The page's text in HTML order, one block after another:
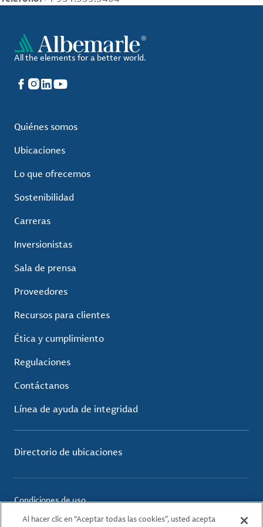
All the elements for a better world.
Facebook
Instagram
LinkedIn
YouTube
Quiénes somos
Ubicaciones
Lo que ofrecemos
Sostenibilidad
Carreras
Inversionistas
Sala de prensa
Proveedores
Recursos para clientes
Ética y cumplimiento
Regulaciones
Contáctanos
Línea de ayuda de integridad
Directorio de ubicaciones
Condiciones de uso
Política de privacidad
Al hacer clic en “Aceptar todas las cookies”, usted acepta